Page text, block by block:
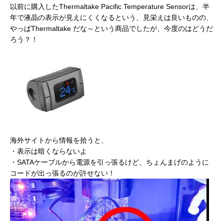
以前に購入したThermaltake Pacific Temperature Sensorは、半
年で液晶の表示が見えにくくなるという、見栄えは良いものの、
やっぱThermaltake だな～という商品でしたが、今度のはどうだ
ろう？！
海外サイトから情報を拾うと、
・表示は暗くならないよ
・SATAケーブルから電源を引っ張るけど、ちょんまげのように
コードが出っ張るのが許せない！